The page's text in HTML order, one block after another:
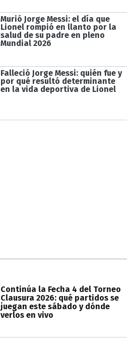
Murió Jorge Messi: el día que
Lionel rompió en llanto por la
salud de su padre en pleno
Mundial 2026
Falleció Jorge Messi: quién fue y
por qué resultó determinante
en la vida deportiva de Lionel
Continúa la Fecha 4 del Torneo
Clausura 2026: qué partidos se
juegan este sábado y dónde
verlos en vivo